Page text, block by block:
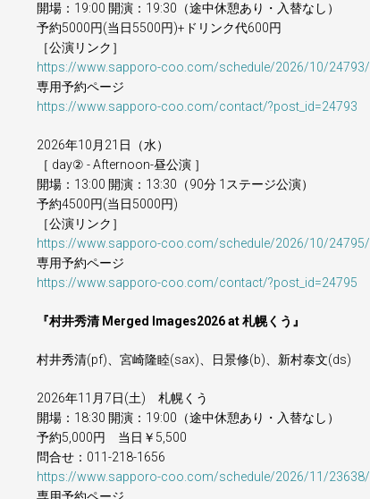
開場：19:00 開演：19:30（途中休憩あり・入替なし）
予約5000円(当日5500円)+ドリンク代600円
［公演リンク］
https://www.sapporo-coo.com/schedule/2026/10/24793/
専用予約ページ
https://www.sapporo-coo.com/contact/?post_id=24793
2026年10月21日（水）
［ day② - Afternoon-昼公演 ］
開場：13:00 開演：13:30（90分 1ステージ公演）
予約4500円(当日5000円)
［公演リンク］
https://www.sapporo-coo.com/schedule/2026/10/24795/
専用予約ページ
https://www.sapporo-coo.com/contact/?post_id=24795
『村井秀清 Merged Images2026 at 札幌くう』
村井秀清(pf)、宮崎隆睦(sax)、日景修(b)、新村泰文(ds)
2026年11月7日(土) 札幌くう
開場：18:30 開演：19:00（途中休憩あり・入替なし）
予約5,000円 当日￥5,500
問合せ：011-218-1656
https://www.sapporo-coo.com/schedule/2026/11/23638/